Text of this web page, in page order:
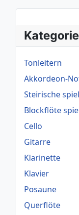
Kategorie
Tonleitern
Akkordeon-
Steirische
Blockflöte
Cello
Gitarre
Klarinette
Klavier
Posaune
Querflöte